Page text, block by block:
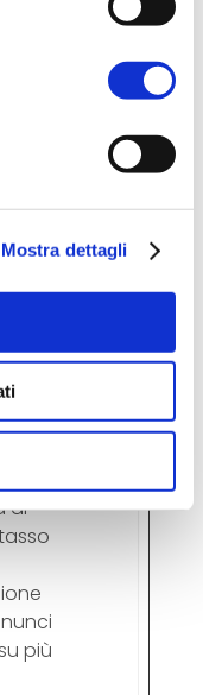
Mostra dettagli
180
gior
per
di
più